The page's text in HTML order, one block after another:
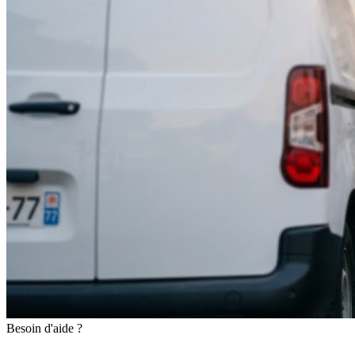
Besoin d'aide ?